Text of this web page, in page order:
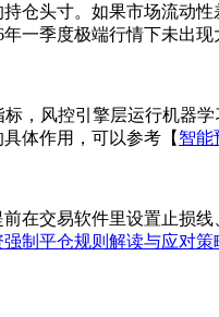
仓头寸。如果市场流动
一季度极端行情下未出现
，风控引擎层运行机器
体作用，可以参考【 智能
在交易软件里设置止损
强制平仓规则解读与应对策